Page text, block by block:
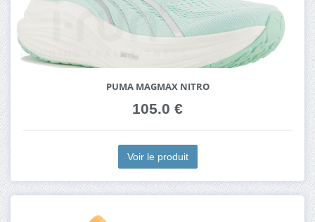
PUMA MAGMAX NITRO
105.0 €
Voir le produit